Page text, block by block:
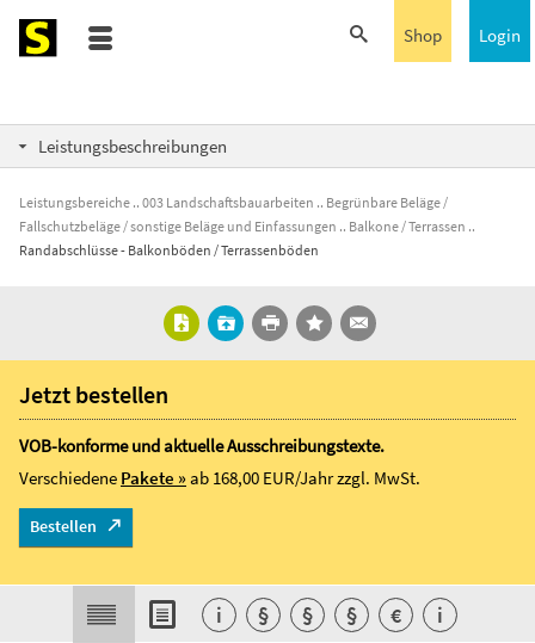
Login
Shop
Leistungsbeschreibungen
Leistungsbereiche 003 Landschaftsbauarbeiten
Begrünbare Beläge /
Fallschutzbeläge / sonstige Beläge und Einfassungen
Balkone / Terrassen
Randabschlüsse - Balkonböden / Terrassenböden
Jetzt bestellen
VOB-konforme und aktuelle Ausschreibungstexte.
Verschiedene Pakete »ab 168,00 EUR/Jahrzzgl. MwSt.
Bestellen
i § § § € i